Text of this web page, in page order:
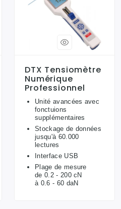
DTX Tensiomètre
Numérique
Professionnel
Unité avancées avec
fonctuions
supplémentaires
Stockage de données
jusqu'à 60.000
lectures
Interface USB
Plage de mesure
de 0.2 - 200 cN
à 0.6 - 60 daN